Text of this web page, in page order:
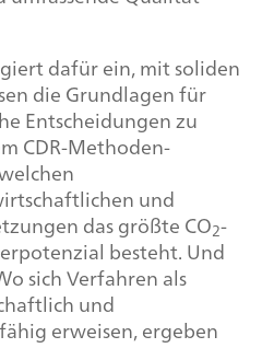
dafür ein, mit soliden
die Grundlagen für
Entscheidungen zu
CDR-Methoden-
und
das größte CO2-
besteht. Und
sich Verfahren als
und
erweisen, ergeben